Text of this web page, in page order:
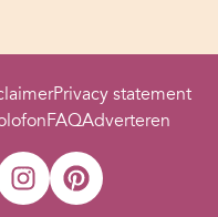
Privacy statement
FAQAdverteren